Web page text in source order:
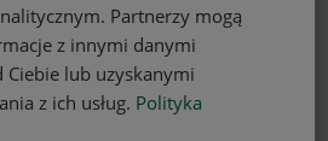
Partnerzy mogą
z innymi danymi
lub uzyskanymi
z ich usług. Polityka